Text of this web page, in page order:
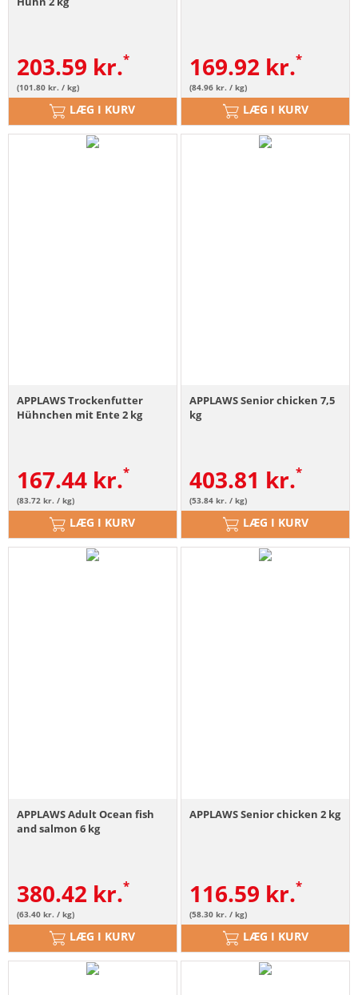
203.59 kr.
(101.80 kr. / kg)
LÆG I KURV
169.92 kr.
(84.96 kr. / kg)
LÆG I KURV
APPLAWS Trockenfutter
Hühnchen mit Ente 2 kg
167.44 kr.
(83.72 kr. / kg)
LÆG I KURV
APPLAWS Senior chicken 7,5
kg
403.81 kr.
(53.84 kr. / kg)
LÆG I KURV
APPLAWS Adult Ocean fish
and salmon 6 kg
380.42 kr.
(63.40 kr. / kg)
LÆG I KURV
APPLAWS Senior chicken 2 kg
116.59 kr.
(58.30 kr. / kg)
LÆG I KURV